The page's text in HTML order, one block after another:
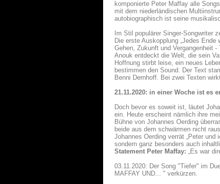
komponierte Peter Maffay alle
mit dem niederländischen
autobiographisch ist seine
Im Stil populärer Singer-Songwriter
Die erste Auskopplung „Jedes
Gehen, Zukunft und Vergangenheit
Anouk entdeckt die Welt, die sein
Hoffnung stirbt leise, ein neues
bestimmen den Sound. Der Text
Benni Dernhoff. Bei zwei Texten
21.11.2020: in einer Woche ist es
Doch bevor es soweit ist, läutet
ein. Heute erscheint nämlich ihre
Bühne von Johannes Oerding
beide aus dem schwärmen nicht
Johannes Oerding verrät „Peter
sondern ganz besonders auch
Statement Peter Maffay: „Es war
03.11.2020: Der Song "Tiefer" im
MAFFAY UND... " verkürzen.